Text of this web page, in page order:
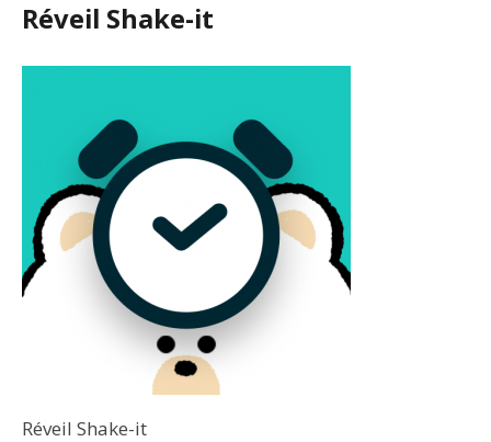
Réveil Shake-it
Réveil Shake-it